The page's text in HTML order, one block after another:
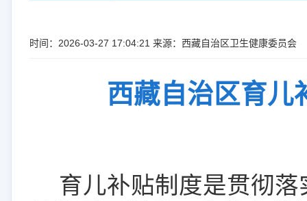
时间：2026-03-27 17:04:21 来源：西藏自治区卫生健康委员会
西藏自治区育儿
育儿补贴制度是贯彻